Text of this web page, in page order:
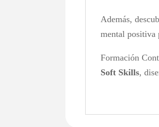
Además,
mental positiva
Formación
Soft Skills,